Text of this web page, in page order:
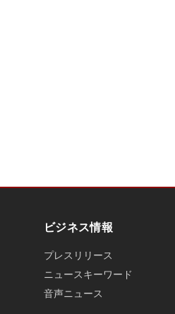
ビジネス情報
プレスリリース
ニュースキーワード
音声ニュース